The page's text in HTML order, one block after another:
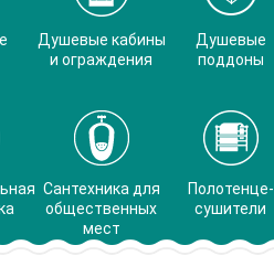
Душевые кабины
и ограждения
Душевые
поддоны
Сантехника для
общественных
мест
Полотенце-
сушители